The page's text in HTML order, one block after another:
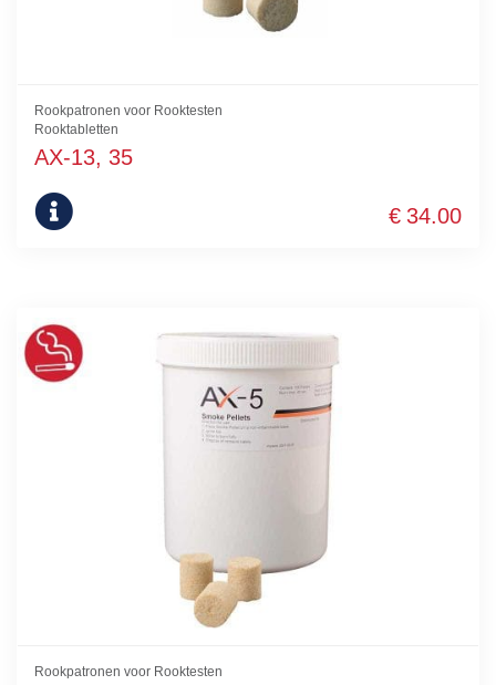
Rookpatronen voor Rooktesten
Rooktabletten
AX-13, 35
€ 34.00
Rookpatronen voor Rooktesten